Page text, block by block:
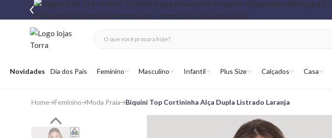
Abrir menu
Novidades Dia dos Pais Feminino Masculino Infantil Plus Size Calçados Casa
fechar menu
fechar menu
favoritos
Home Feminino Moda Praia Biquíni Top Cortininha Alça Dupla Listrado Laranja